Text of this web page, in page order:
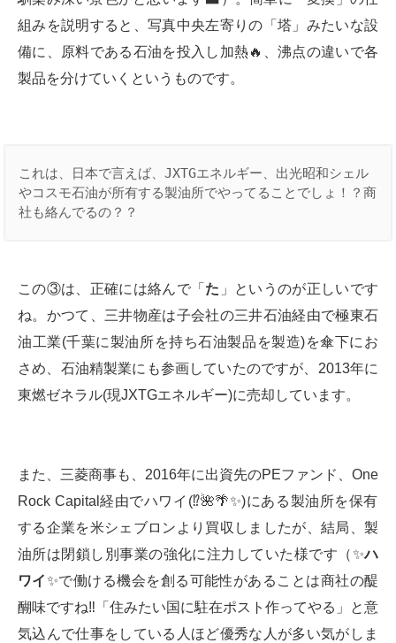
組みを説明すると、写真中央左寄りの「塔」みたいな設
備に、原料である石油を投入し加熱🔥、沸点の違いで各
製品を分けていくというものです。
これは、日本で言えば、JXTGエネルギー、出光昭和シェル
やコスモ石油が所有する製油所でやってることでしょ！？商
社も絡んでるの？？
この③は、正確には絡んで「 た 」というのが正しいです
ね。かつて、三井物産は子会社の三井石油経由で極東石
油工業(千葉に製油所を持ち石油製品を製造)を傘下にお
さめ、石油精製業にも参画していたのですが、2013年に
東燃ゼネラル(現JXTGエネルギー)に売却しています。
また、三菱商事も、2016年に出資先のPEファンド、One
Rock Capital経由でハワイ(⁉️🌺🌴✨)にある製油所を保有
する企業を米シェブロンより買収しましたが、結局、製
油所は閉鎖し別事業の強化に注力していた様です（✨ハ
ワイ✨で働ける機会を創る可能性があることは商社の醍
醐味ですね‼️「住みたい国に駐在ポスト作ってやる」と意
気込んで仕事をしている人ほど優秀な人が多い気がしま